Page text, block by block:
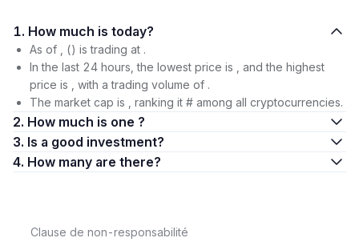
1. How much is today?
As of , () is trading at .
In the last 24 hours, the lowest price is , and the highest
price is , with a trading volume of .
The market cap is , ranking it # among all cryptocurrencies.
2. How much is one ?
3. Is a good investment?
4. How many are there?
Clause de non-responsabilité